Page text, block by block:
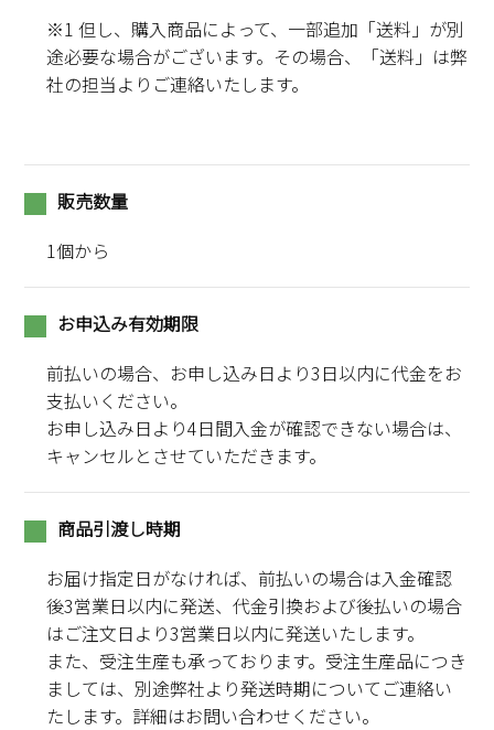
※1 但し、購入商品によって、一部追加「送料」が別
途必要な場合がございます。その場合、「送料」は弊
社の担当よりご連絡いたします。
販売数量
1個から
お申込み有効期限
前払いの場合、お申し込み日より3日以内に代金をお
支払いください。
お申し込み日より4日間入金が確認できない場合は、
キャンセルとさせていただきます。
商品引渡し時期
お届け指定日がなければ、前払いの場合は入金確認
後3営業日以内に発送、代金引換および後払いの場合
はご注文日より3営業日以内に発送いたします。
また、受注生産も承っております。受注生産品につき
ましては、別途弊社より発送時期についてご連絡い
たします。詳細はお問い合わせください。